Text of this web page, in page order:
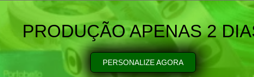
PRODUÇÃO APENAS 2
PERSONALIZE AGORA